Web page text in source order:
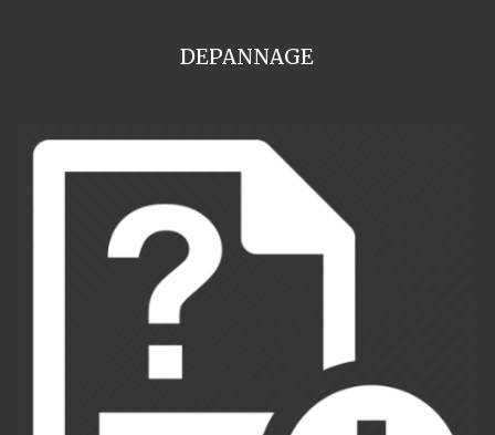
DEPANNAGE